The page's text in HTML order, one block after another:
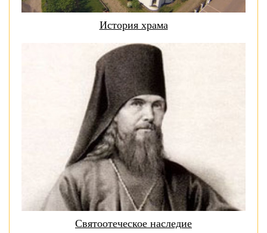
История храма
Святоотеческое наследие